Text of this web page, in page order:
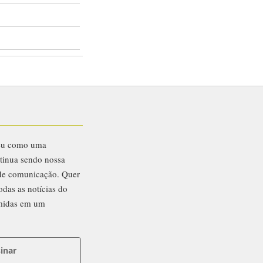
como uma
sendo nossa
comunicação. Quer
as notícias do
em um